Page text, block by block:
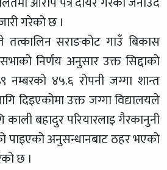
गरेको छ ।
तत्कालिन सराङकोट गाउँ बिकास
निर्णय अनुसार उक्त सिद्दाको
नम्बरको ४५.६ रोपनी जग्गा शान्त
दिइएकोमा उक्त जग्गा विद्यालयले
बहादुर परियारलाइ गैरकानुनी
पाइएको अनुसन्धानबाट ठहर भएको
छ ।